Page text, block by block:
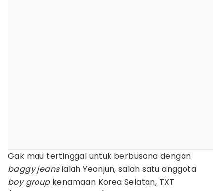
Gak mau tertinggal untuk berbusana dengan
baggy jeansialah Yeonjun, salah satu anggota
boy groupkenamaan Korea Selatan, TXT